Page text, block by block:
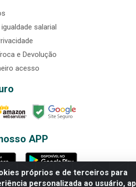
próprios e de terceiros para
personalizada ao usuário,
salarial
e Devolução
acesso
APP